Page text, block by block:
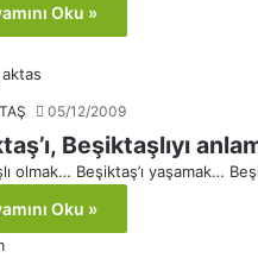
Oku »
05/12/2009
Beşiktaşlıyı
olmak… Beşiktaş’ı yaşamak…
Oku »